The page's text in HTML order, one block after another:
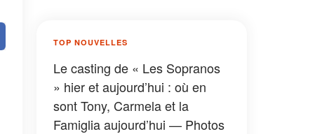
TOP NOUVELLES
Le casting de « Les Sopranos
» hier et aujourd’hui : où en
sont Tony, Carmela et la
Famiglia aujourd’hui — Photos